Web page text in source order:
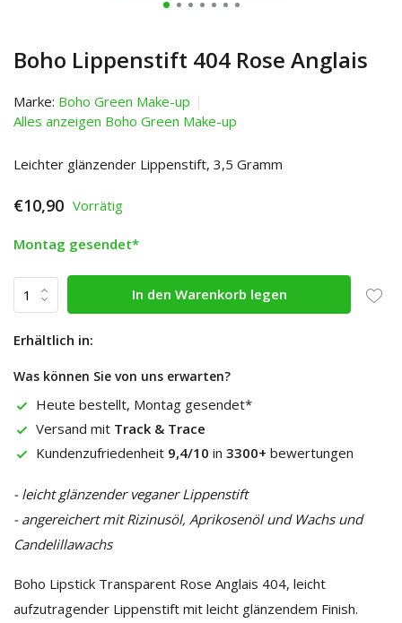
Boho Lippenstift 404 Rose Anglais
Marke: Boho Green Make-up
Alles anzeigen Boho Green Make-up
Leichter glänzender Lippenstift, 3,5 Gramm
€10,90 Vorrätig
Montag gesendet*
In den Warenkorb legen
Erhältlich in:
Was können Sie von uns erwarten?
Heute bestellt, Montag gesendet*
Versand mit Track & Trace
Kundenzufriedenheit 9,4/10 in 3300+ bewertungen
- leicht glänzender veganer Lippenstift
- angereichert mit Rizinusöl, Aprikosenöl und Wachs und
Candelillawachs
Boho Lipstick Transparent Rose Anglais 404, leicht
aufzutragender Lippenstift mit leicht glänzendem Finish.